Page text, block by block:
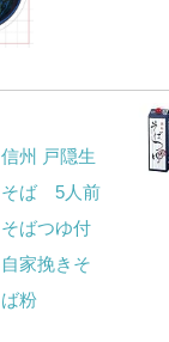
信州 戸隠生
そば 5人前
そばつゆ付
自家挽きそ
ば粉